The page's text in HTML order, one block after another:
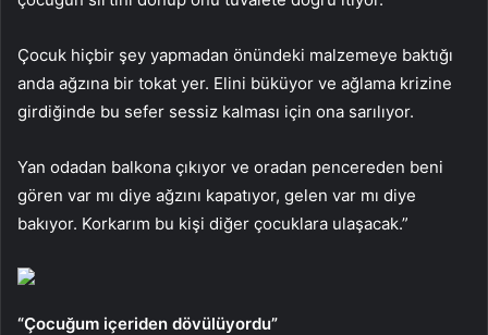
Çocuk hiçbir şey yapmadan önündeki malzemeye baktığı
anda ağzına bir tokat yer. Elini büküyor ve ağlama krizine
girdiğinde bu sefer sessiz kalması için ona sarılıyor.
Yan odadan balkona çıkıyor ve oradan pencereden beni
gören var mı diye ağzını kapatıyor, gelen var mı diye
bakıyor. Korkarım bu kişi diğer çocuklara ulaşacak.”
“Çocuğum içeriden dövülüyordu”